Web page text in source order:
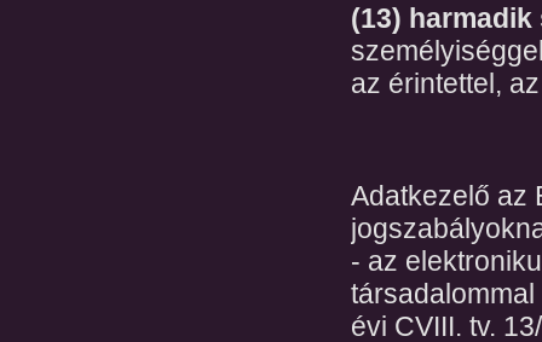
(13) harmadik
az érintettel,
Adatkezelő az
- az
évi CVIII. tv.